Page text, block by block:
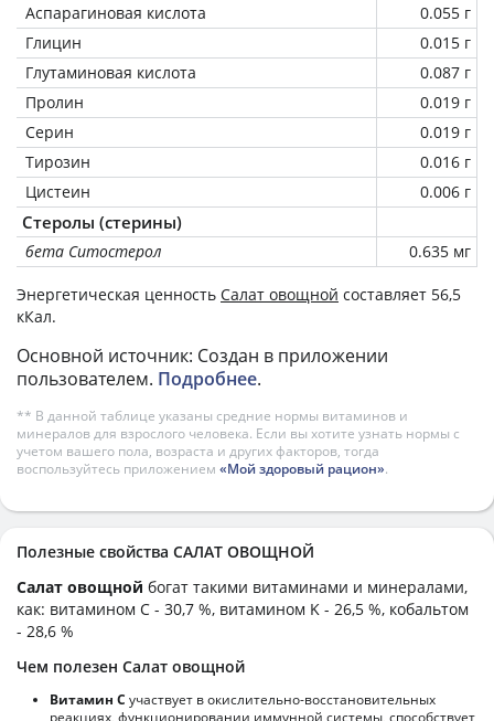
Аспарагиновая кислота
0.055 г
Глицин
0.015 г
Глутаминовая кислота
0.087 г
Пролин
0.019 г
Серин
0.019 г
Тирозин
0.016 г
Цистеин
0.006 г
Стеролы (стерины)
бета Ситостерол 0.635 мг
Энергетическая ценность Салат овощной составляет 56,5
кКал.
Основной источник: Создан в приложении
пользователем. Подробнее.
** В данной таблице указаны средние нормы витаминов и
минералов для взрослого человека. Если вы хотите узнать нормы с
учетом вашего пола, возраста и других факторов, тогда
воспользуйтесь приложением «Мой здоровый рацион».
Полезные свойства САЛАТ ОВОЩНОЙ
Салат овощной богат такими витаминами и минералами,
как: витамином C - 30,7 %, витамином K - 26,5 %, кобальтом
- 28,6 %
Чем полезен Салат овощной
Витамин С участвует в окислительно-восстановительных
реакциях, функционировании иммунной системы, способствует